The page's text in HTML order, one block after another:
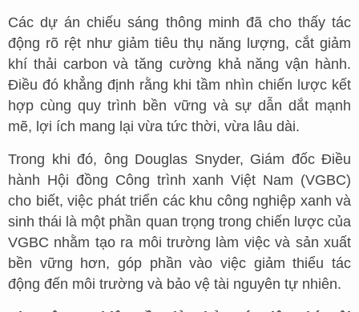
Các dự án chiếu sáng thông minh đã cho thấy tác
động rõ rệt như giảm tiêu thụ năng lượng, cắt giảm
khí thải carbon và tăng cường khả năng vận hành.
Điều đó khẳng định rằng khi tầm nhìn chiến lược kết
hợp cùng quy trình bền vững và sự dẫn dắt mạnh
mẽ, lợi ích mang lại vừa tức thời, vừa lâu dài.
Trong khi đó, ông Douglas Snyder, Giám đốc Điều
hành Hội đồng Công trình xanh Việt Nam (VGBC)
cho biết, việc phát triển các khu công nghiệp xanh và
sinh thái là một phần quan trọng trong chiến lược của
VGBC nhằm tạo ra môi trường làm việc và sản xuất
bền vững hơn, góp phần vào việc giảm thiểu tác
động đến môi trường và bảo vệ tài nguyên tự nhiên.